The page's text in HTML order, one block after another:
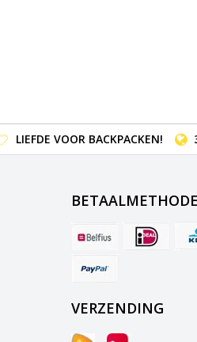
LIEFDE VOOR BACKPACKEN!
VERZENDING